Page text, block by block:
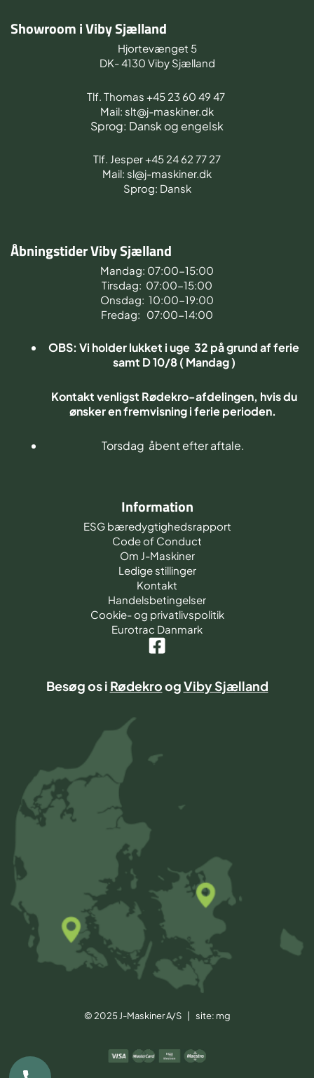
Showroom i Viby Sjælland
Hjortevænget 5
DK- 4130 Viby Sjælland
Tlf. Thomas +45 23 60 49 47
Mail: slt@j-maskiner.dk
Sprog: Dansk og engelsk
Tlf. Jesper +45 24 62 77 27
Mail: sl@j-maskiner.dk
Sprog: Dansk
Åbningstider Viby Sjælland
Mandag: 07:00-15:00
Tirsdag: 07:00-15:00
Onsdag: 10:00-19:00
Fredag: 07:00-14:00
OBS: Vi holder lukket i uge 32 på grund af ferie
samt D 10/8 ( Mandag )
Kontakt venligst Rødekro-afdelingen, hvis du
ønsker en fremvisning i ferie perioden.
Torsdag åbent efter aftale.
Information
ESG bæredygtighedsrapport
Code of Conduct
Om J-Maskiner
Ledige stillinger
Kontakt
Handelsbetingelser
Cookie- og privatlivspolitik
Eurotrac Danmark
Besøg os i RødekroogViby Sjælland
© 2025 J-Maskiner A/S | site: mg